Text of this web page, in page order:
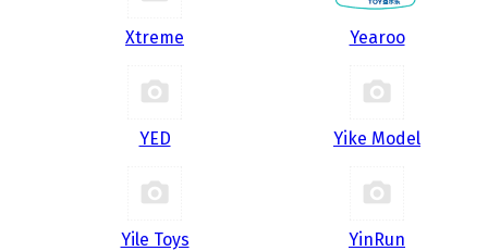
Xtreme Yearoo
YED Yike Model
Yile Toys YinRun